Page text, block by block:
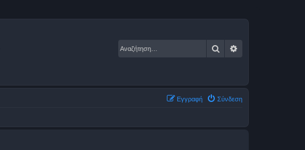
Αναζήτηση
Σύνδεση
Εγγραφή